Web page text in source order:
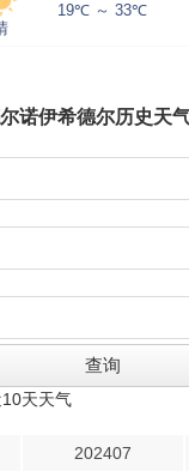
19℃ ～ 33℃
诺伊希德尔历史天
天天气
202407